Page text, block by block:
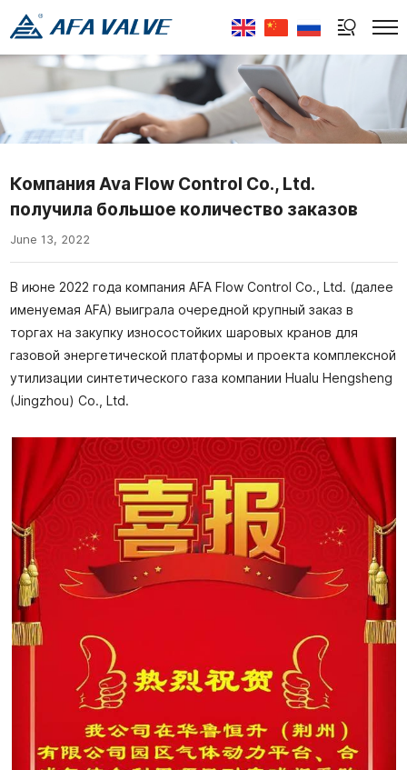
Select Language
Компания Ava Flow Control Co., Ltd.
получила большое количество заказов
June 13, 2022
В июне 2022 года компания AFA Flow Control Co., Ltd. (далее
именуемая AFA) выиграла очередной крупный заказ в
торгах на закупку износостойких шаровых кранов для
газовой энергетической платформы и проекта комплексной
утилизации синтетического газа компании Hualu Hengsheng
(Jingzhou) Co., Ltd.